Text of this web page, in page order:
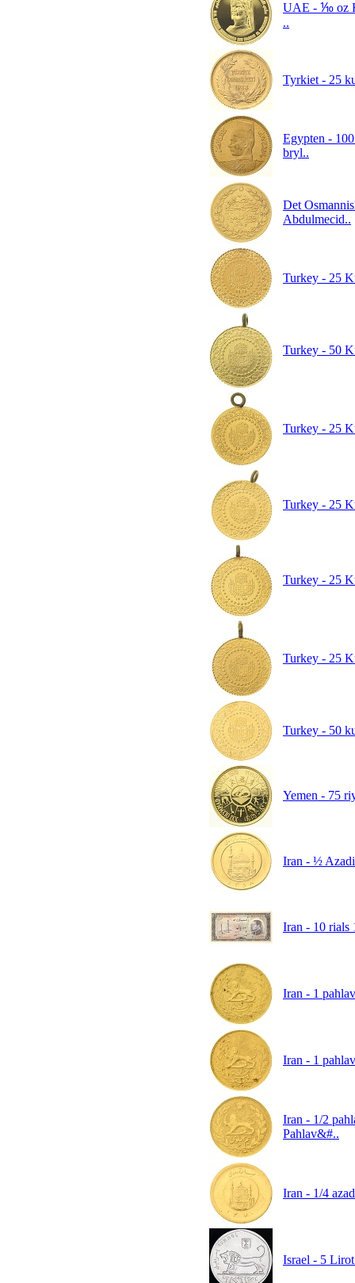
UAE - ⅒ oz
..
Tyrkiet - 25
Egypten -
bryl..
Det
Abdulmecid..
Turkey - 25
Turkey - 50
Turkey - 25
Turkey - 25
Turkey - 25
Turkey - 25
Turkey - 50
Yemen - 75
Iran - ½
Iran - 10 rials
Iran - 1
Iran - 1
Iran - 1/2
Pahlav&#..
Iran - 1/4
Israel - 5